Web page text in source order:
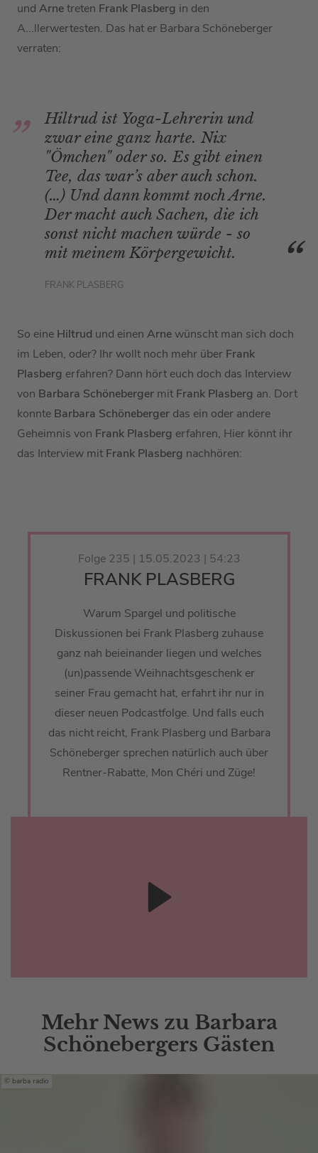
und Arnetreten Frank Plasberg in den
A...llerwertesten. Das hat er Barbara Schöneberger
verraten:
Hiltrud ist Yoga-Lehrerin und
zwar eine ganz harte. Nix
"Ömchen" oder so. Es gibt einen
Tee, das war’s aber auch schon.
(…) Und dann kommt noch Arne.
Der macht auch Sachen, die ich
sonst nicht machen würde - so
mit meinem Körpergewicht.
FRANK PLASBERG
So eine Hiltrud und einen Arnewünscht man sich doch
im Leben, oder? Ihr wollt noch mehr über Frank
Plasberg erfahren? Dann hört euch doch das Interview
von Barbara Schöneberger mit Frank Plasberg an. Dort
konnte Barbara Schöneberger das ein oder andere
Geheimnis von Frank Plasberg erfahren, Hier könnt ihr
das Interview mit Frank Plasberg nachhören:
Folge 235 | 15.05.2023 | 54:23
FRANK PLASBERG
Warum Spargel und politische
Diskussionen bei Frank Plasberg zuhause
ganz nah beieinander liegen und welches
(un)passende Weihnachtsgeschenk er
seiner Frau gemacht hat, erfahrt ihr nur in
dieser neuen Podcastfolge. Und falls euch
das nicht reicht, Frank Plasberg und Barbara
Schöneberger sprechen natürlich auch über
Rentner-Rabatte, Mon Chéri und Züge!
Mehr News zu Barbara
Schönebergers Gästen
barba radio